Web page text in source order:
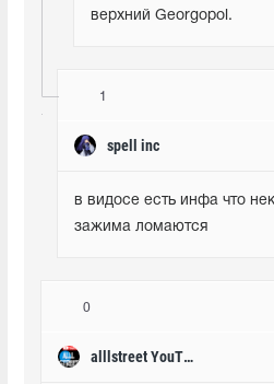
верхний Georgopol.
1
spell inc
в видосе есть инфа что
зажима ломаются
0
alllstreet YouTube